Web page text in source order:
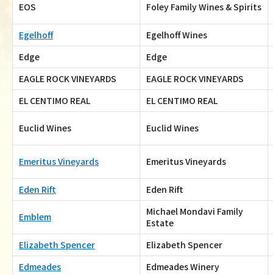
EOS Foley Family Wines & Spirits
Egelhoff
Egelhoff Wines
Edge
Edge
EAGLE ROCK VINEYARDS
EAGLE ROCK VINEYARDS
EL CENTIMO REAL
EL CENTIMO REAL
Euclid Wines Euclid Wines
Emeritus Vineyards Emeritus Vineyards
Eden Rift Eden Rift
Emblem
Michael Mondavi Family
Estate
Elizabeth Spencer
Elizabeth Spencer
Edmeades
Edmeades Winery